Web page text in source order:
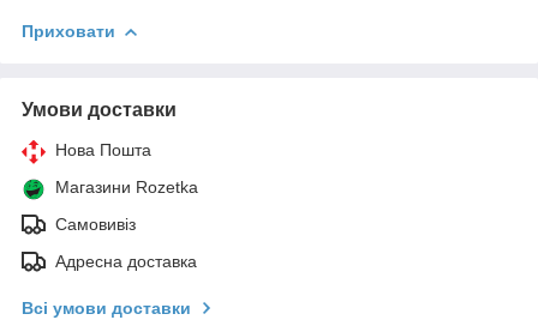
Приховати
Умови доставки
Нова Пошта
Магазини Rozetka
Самовивіз
Адресна доставка
Всі умови доставки